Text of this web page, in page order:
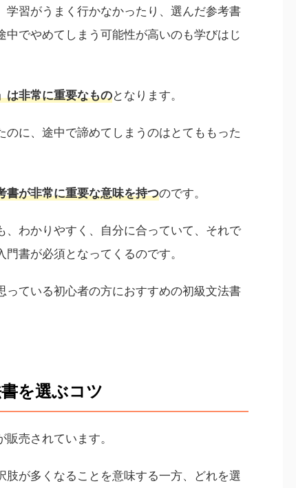
習がうまく行かなかったり、選んだ参考書
でやめてしまう可能性が高いのも学びはじ
は非常に重要なものとなります。
に、途中で諦めてしまうのはとてももった
書が非常に重要な意味を持つのです。
わかりやすく、自分に合っていて、それで
書が必須となってくるのです。
ている初心者の方におすすめの初級文法書
を選ぶコツ
売されています。
が多くなることを意味する一方、どれを選